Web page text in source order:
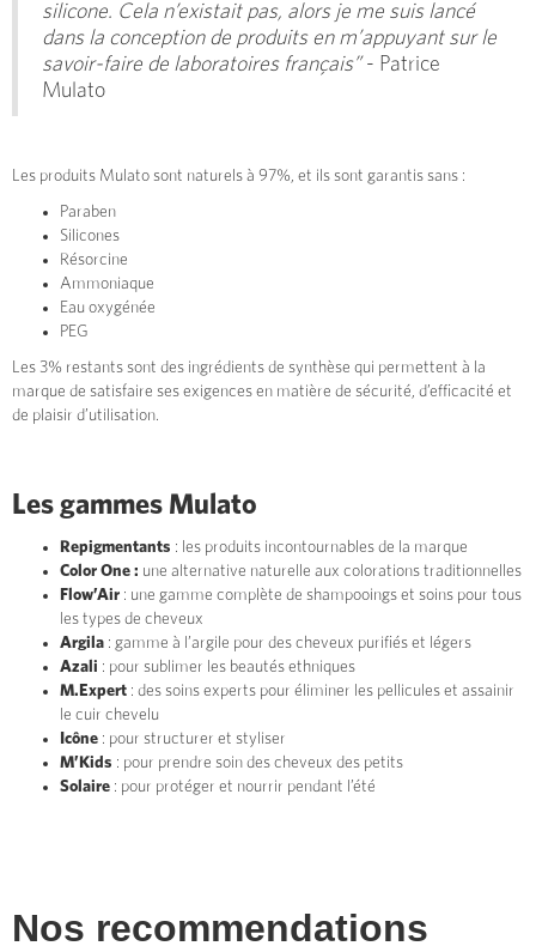
silicone. Cela n’existait pas, alors je me suis lancé
dans la conception de produits en m’appuyant sur le
savoir-faire de laboratoires français”- Patrice
Mulato
Les produits Mulato sont naturels à 97%, et ils sont garantis sans :
Paraben
Silicones
Résorcine
Ammoniaque
Eau oxygénée
PEG
Les 3% restants sont des ingrédients de synthèse qui permettent à la
marque de satisfaire ses exigences en matière de sécurité, d’efficacité et
de plaisir d’utilisation.
Les gammes Mulato
Repigmentants : les produits incontournables de la marque
Color One : une alternative naturelle aux colorations traditionnelles
Flow’Air : une gamme complète de shampooings et soins pour tous
les types de cheveux
Argila : gamme à l’argile pour des cheveux purifiés et légers
Azali : pour sublimer les beautés ethniques
M.Expert : des soins experts pour éliminer les pellicules et assainir
le cuir chevelu
Icône : pour structurer et styliser
M’Kids : pour prendre soin des cheveux des petits
Solaire : pour protéger et nourrir pendant l’été
Nos recommendations